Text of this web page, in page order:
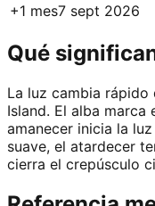
+1 mes7 sept 2026
Qué
La luz cambia rápido
Island. El alba marca
amanecer inicia la
suave, el atardecer
cierra el crepúsculo